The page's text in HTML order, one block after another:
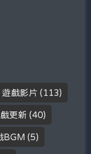
遊戲影片 (113)
更新 (40)
BGM (5)